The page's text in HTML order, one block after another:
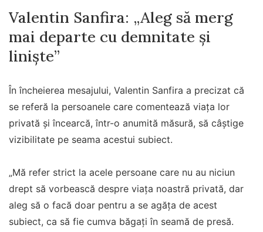
Valentin Sanfira: „Aleg să merg
mai departe cu demnitate și
liniște”
În încheierea mesajului, Valentin Sanfira a precizat că
se referă la persoanele care comentează viața lor
privată și încearcă, într-o anumită măsură, să câștige
vizibilitate pe seama acestui subiect.
„Mă refer strict la acele persoane care nu au niciun
drept să vorbească despre viața noastră privată, dar
aleg să o facă doar pentru a se agăța de acest
subiect, ca să fie cumva băgați în seamă de presă.